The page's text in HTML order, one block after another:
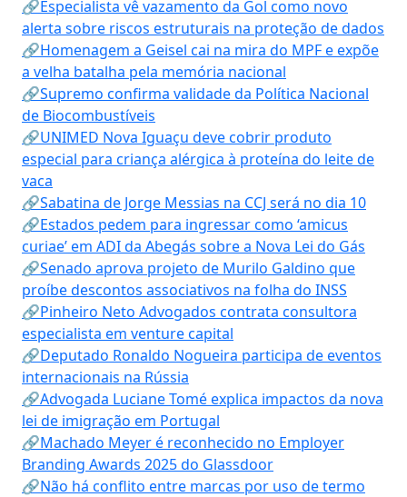
🔗Especialista vê vazamento da Gol como novo
alerta sobre riscos estruturais na proteção de dados
🔗Homenagem a Geisel cai na mira do MPF e expõe
a velha batalha pela memória nacional
🔗Supremo confirma validade da Política Nacional
de Biocombustíveis
🔗UNIMED Nova Iguaçu deve cobrir produto
especial para criança alérgica à proteína do leite de
vaca
🔗Sabatina de Jorge Messias na CCJ será no dia 10
🔗Estados pedem para ingressar como ‘amicus
curiae’ em ADI da Abegás sobre a Nova Lei do Gás
🔗Senado aprova projeto de Murilo Galdino que
proíbe descontos associativos na folha do INSS
🔗Pinheiro Neto Advogados contrata consultora
especialista em venture capital
🔗Deputado Ronaldo Nogueira participa de eventos
internacionais na Rússia
🔗Advogada Luciane Tomé explica impactos da nova
lei de imigração em Portugal
🔗Machado Meyer é reconhecido no Employer
Branding Awards 2025 do Glassdoor
🔗Não há conflito entre marcas por uso de termo